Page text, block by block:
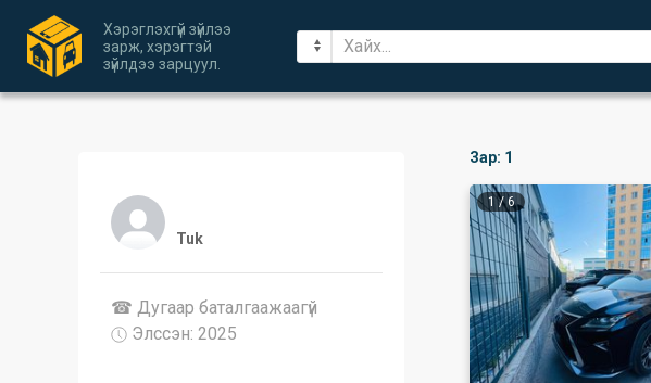
Хэрэглэхгүй зүйлээ
зарж, хэрэгтэй
зүйлдээ зарцуул.
Tuk
☎ Дугаар баталгаажaaгүй
Элссэн: 2025
Зар: 1
1 /6